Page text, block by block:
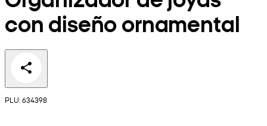
con diseño ornamental
PLU: 634398